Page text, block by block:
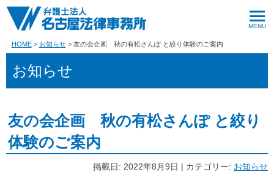
HOME お知らせ 友の会企画 秋の有松さんぽ と絞り体験のご案内
お知らせ
友の会企画 秋の有松さんぽ と絞り
体験のご案内
掲載日: 2022年8月9日 | カテゴリー: お知らせ